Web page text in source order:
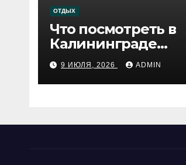
ОТДЫХ
Что посмотреть в
Калининграде
сегодня:
путеводитель по
самому западному
9 ИЮЛЯ, 2026 ADMIN